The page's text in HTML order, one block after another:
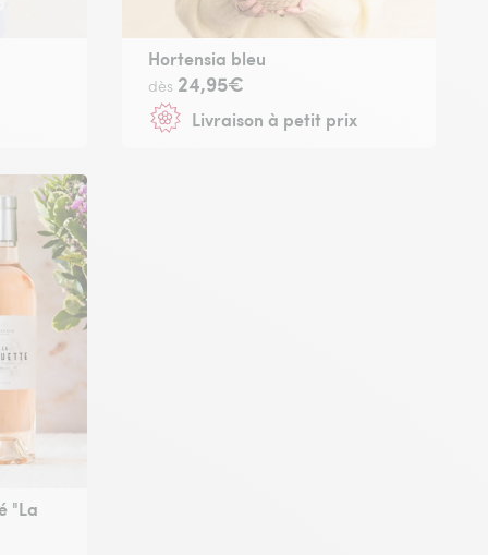
Hortensia bleu
dès 24,95€
Livraison à petit prix
"La